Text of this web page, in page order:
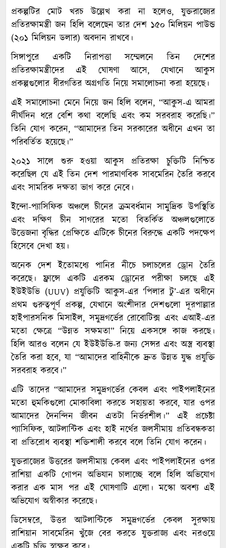
প্রকল্পটির মোট খরচ উল্লেখ করা না হলেও, যুক্তরাজ্যের
প্রতিরক্ষামন্ত্রী জন হিলি বলেছেন তার দেশ ১৫০ মিলিয়ন পাউন্ড
(২০১ মিলিয়ন ডলার) অবদান রাখবে।
সিঙ্গাপুরে একটি নিরাপত্তা সম্মেলনে তিন দেশের
প্রতিরক্ষামন্ত্রীদের এই ঘোষণা আসে, যেখানে আকুস
প্রকল্পগুলোর ধীরগতির অগ্রগতি নিয়ে সমালোচনা করা হয়েছে।
এই সমালোচনা মেনে নিয়ে জন হিলি বলেন, “আকুস-এ আমরা
দীর্ঘদিন ধরে বেশি কথা বলেছি এবং কম সরবরাহ করেছি।”
তিনি যোগ করেন, “আমাদের তিন সরকারের অধীনে এখন তা
পরিবর্তিত হয়েছে।”
২০২১ সালে শুরু হওয়া আকুস প্রতিরক্ষা চুক্তিটি নিশ্চিত
করেছিল যে এই তিন দেশ পারমাণবিক সাবমেরিন তৈরি করবে
এবং সামরিক দক্ষতা ভাগ করে নেবে।
ইন্দো-প্যাসিফিক অঞ্চলে চীনের ক্রমবর্ধমান সামুদ্রিক উপস্থিতি
এবং দক্ষিণ চীন সাগরের মতো বিতর্কিত অঞ্চলগুলোতে
উত্তেজনা বৃদ্ধির প্রেক্ষিতে এটিকে চীনের বিরুদ্ধে একটি পদক্ষেপ
হিসেবে দেখা হয়।
অনেক দেশ ইতোমধ্যে পানির নীচে চলাচলের ড্রোন তৈরি
করেছে। ফ্রান্সে একটি এরকম ড্রোনের পরীক্ষা চলছে এই
ইউইউভি (UUV) প্রযুক্তিটি আকুস-এর ‘পিলার টু’-এর অধীনে
প্রথম গুরুত্বপূর্ণ প্রকল্প, যেখানে অংশীদার দেশগুলো দূরপাল্লার
হাইপারসনিক মিসাইল, সমুদ্রগর্ভের রোবোটিক্স এবং এআই-এর
মতো ক্ষেত্রে “উন্নত সক্ষমতা” নিয়ে একসঙ্গে কাজ করছে।
হিলি আরও বলেন যে ইউইউভি-র জন্য সেন্সর এবং অস্ত্র ব্যবস্থা
তৈরি করা হবে, যা “আমাদের বাহিনীকে দ্রুত উন্নত যুদ্ধ প্রযুক্তি
সরবরাহ করবে।”
এটি তাদের “আমাদের সমুদ্রগর্ভের কেবল এবং পাইপলাইনের
মতো হুমকিগুলো মোকাবিলা করতে সহায়তা করবে, যার ওপর
আমাদের দৈনন্দিন জীবন এতটা নির্ভরশীল।” এই প্রচেষ্টা
প্যাসিফিক, আটলান্টিক এবং হাই নর্থের জলসীমায় প্রতিবন্ধকতা
বা প্রতিরোধ ব্যবস্থা শক্তিশালী করবে বলে তিনি যোগ করেন।
যুক্তরাজ্যের উত্তরের জলসীমায় কেবল এবং পাইপলাইনের ওপর
রাশিয়া একটি গোপন অভিযান চালাচ্ছে বলে হিলি অভিযোগ
করার এক মাস পর এই ঘোষণাটি এলো। মস্কো অবশ্য এই
অভিযোগ অস্বীকার করেছে।
ডিসেম্বরে, উত্তর আটলান্টিকে সমুদ্রগর্ভের কেবল সুরক্ষায়
রাশিয়ান সাবমেরিন খুঁজে বের করতে যুক্তরাজ্য এবং নরওয়ে